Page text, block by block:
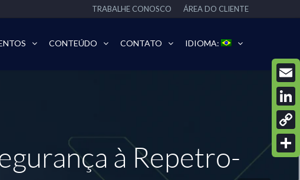
TRABALHE CONOSCO ÁREA DO CLIENTE
CONTEÚDO CONTATO IDIOMA:
à Repetro-
Email
Copy
Link